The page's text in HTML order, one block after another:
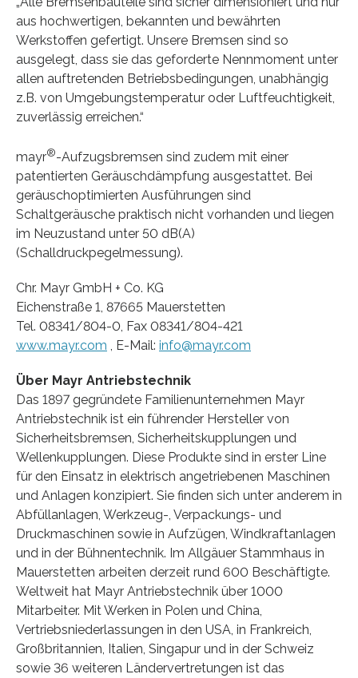
aus hochwertigen, bekannten und bewährten
Werkstoffen gefertigt. Unsere Bremsen sind so
ausgelegt, dass sie das geforderte Nennmoment unter
allen auftretenden Betriebsbedingungen, unabhängig
z.B. von Umgebungstemperatur oder Luftfeuchtigkeit,
zuverlässig erreichen.“
mayr®-Aufzugsbremsen sind zudem mit einer
patentierten Geräuschdämpfung ausgestattet. Bei
geräuschoptimierten Ausführungen sind
Schaltgeräusche praktisch nicht vorhanden und liegen
im Neuzustand unter 50 dB(A)
(Schalldruckpegelmessung).
Chr. Mayr GmbH + Co. KG
Eichenstraße 1, 87665 Mauerstetten
Tel. 08341/804-0, Fax 08341/804-421
www.mayr.com , E-Mail: info@mayr.com
Über Mayr Antriebstechnik
Das 1897 gegründete Familienunternehmen Mayr
Antriebstechnik ist ein führender Hersteller von
Sicherheitsbremsen, Sicherheitskupplungen und
Wellenkupplungen. Diese Produkte sind in erster Line
für den Einsatz in elektrisch angetriebenen Maschinen
und Anlagen konzipiert. Sie finden sich unter anderem in
Abfüllanlagen, Werkzeug-, Verpackungs- und
Druckmaschinen sowie in Aufzügen, Windkraftanlagen
und in der Bühnentechnik. Im Allgäuer Stammhaus in
Mauerstetten arbeiten derzeit rund 600 Beschäftigte.
Weltweit hat Mayr Antriebstechnik über 1000
Mitarbeiter. Mit Werken in Polen und China,
Vertriebsniederlassungen in den USA, in Frankreich,
Großbritannien, Italien, Singapur und in der Schweiz
sowie 36 weiteren Ländervertretungen ist das